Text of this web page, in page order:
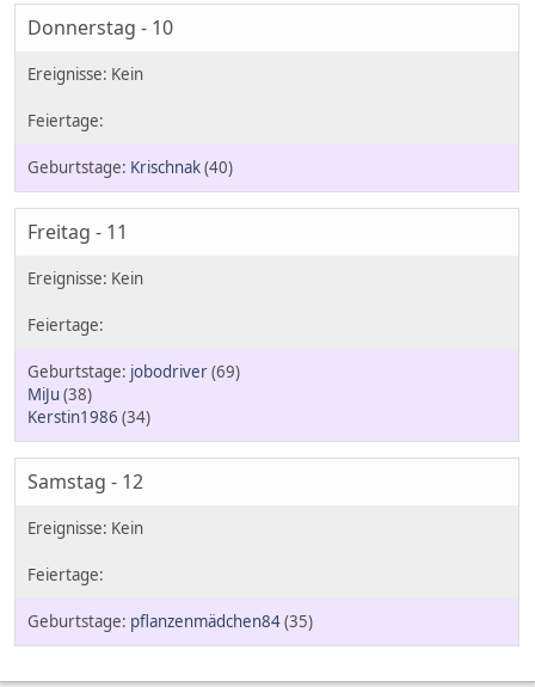
Donnerstag - 10
Krischnak(40)
Freitag - 11
jobodriver(69)
MiJu (38)
Kerstin1986 (34)
Samstag - 12
pflanzenmädchen84(35)